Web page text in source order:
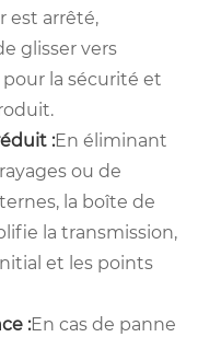
est arrêté,
glisser vers
pour la sécurité et
:En éliminant
ou de
la boîte de
la transmission,
et les points
:En cas de panne